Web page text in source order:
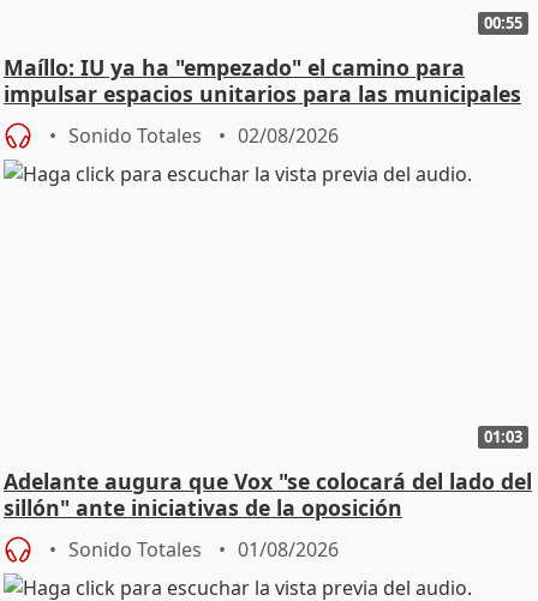
00:55
Maíllo: IU ya ha "empezado" el camino para
impulsar espacios unitarios para las municipales
Sonido Totales 02/08/2026
01:03
Adelante augura que Vox "se colocará del lado del
sillón" ante iniciativas de la oposición
Sonido Totales 01/08/2026